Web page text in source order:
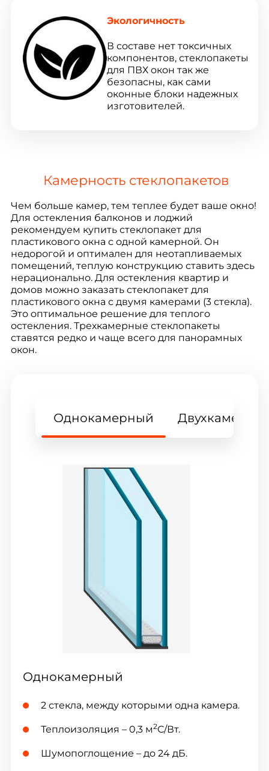
Экологичность
В составе нет токсичных
компонентов, стеклопакеты
для ПВХ окон так же
безопасны, как сами
оконные блоки надежных
изготовителей.
Камерность стеклопакетов
Чем больше камер, тем теплее будет ваше окно!
Для остекления балконов и лоджий
рекомендуем купить стеклопакет для
пластикового окна с одной камерной. Он
недорогой и оптимален для неотапливаемых
помещений, теплую конструкцию ставить здесь
нерационально. Для остекления квартир и
домов можно заказать стеклопакет для
пластикового окна с двумя камерами (3 стекла).
Это оптимальное решение для теплого
остекления. Трехкамерные стеклопакеты
ставятся редко и чаще всего для панорамных
окон.
Однокамерный
Однокамерный
2 стекла, между которыми одна камера.
Теплоизоляция – 0,3 м2С/Вт.
Шумопоглощение – до 24 дБ.